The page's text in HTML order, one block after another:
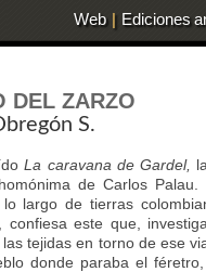
Web | Ediciones
DEL ZARZO
S.
La caravana de Gardel,
de Carlos
largo de tierras
confiesa este que,
las tejidas en torno de ese
donde paraba el